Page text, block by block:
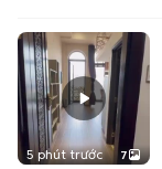
5 phút trước 7